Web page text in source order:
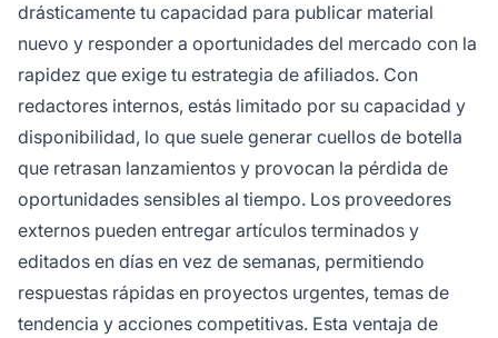
drásticamente tu capacidad para publicar material
nuevo y responder a oportunidades del mercado con la
rapidez que exige tu estrategia de afiliados. Con
redactores internos, estás limitado por su capacidad y
disponibilidad, lo que suele generar cuellos de botella
que retrasan lanzamientos y provocan la pérdida de
oportunidades sensibles al tiempo. Los proveedores
externos pueden entregar artículos terminados y
editados en días en vez de semanas, permitiendo
respuestas rápidas en proyectos urgentes, temas de
tendencia y acciones competitivas. Esta ventaja de